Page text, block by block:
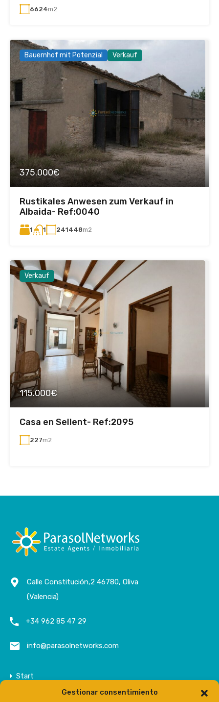
Gestionar consentimiento
6624m2
Bauernhof mit Potenzial Verkauf
375.000€
Rustikales Anwesen zum Verkauf in
Albaida- Ref:0040
1 1 241448m2
Verkauf
115.000€
Casa en Sellent- Ref:2095
227m2
Calle Constitución,2 46780, Oliva
(Valencia)
+34 962 85 47 29
info@parasolnetworks.com
Start
Unternehmen